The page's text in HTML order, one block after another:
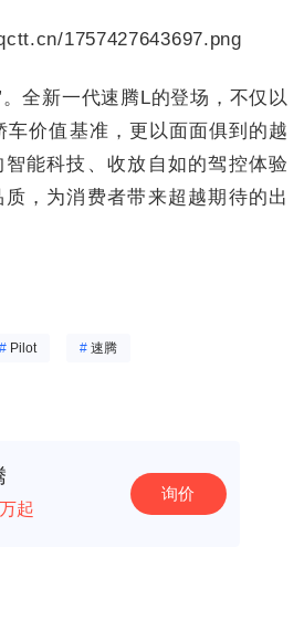
全新一代速腾L的登场，不仅以
车价值基准，更以面面俱到的越
能科技、收放自如的驾控体验
，为消费者带来超越期待的出
# Pilot # 速腾
起
询价